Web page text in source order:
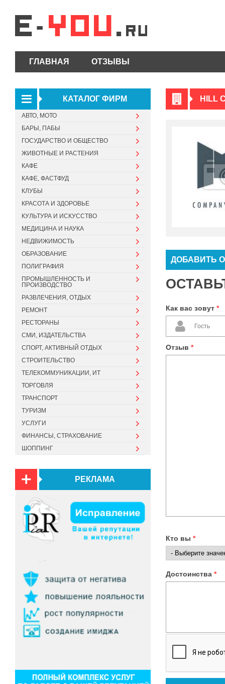
ГЛАВНАЯ ОТЗЫВЫ
HILL
ДОБАВИТЬ
Как вас зовут *
Отзыв *
Кто вы *
Достоинства *
КАТАЛОГ ФИРМ
АВТО, МОТО
БАРЫ, ПАБЫ
ГОСУДАРСТВО И ОБЩЕСТВО
ЖИВОТНЫЕ И РАСТЕНИЯ
КАФЕ
КАФЕ, ФАСТФУД
КЛУБЫ
КРАСОТА И ЗДОРОВЬЕ
КУЛЬТУРА И ИСКУССТВО
МЕДИЦИНА И НАУКА
НЕДВИЖИМОСТЬ
ОБРАЗОВАНИЕ
ПОЛИГРАФИЯ
ПРОМЫШЛЕННОСТЬ И
ПРОИЗВОДСТВО
РАЗВЛЕЧЕНИЯ, ОТДЫХ
РЕМОНТ
РЕСТОРАНЫ
СМИ, ИЗДАТЕЛЬСТВА
СПОРТ, АКТИВНЫЙ ОТДЫХ
СТРОИТЕЛЬСТВО
ТЕЛЕКОММУНИКАЦИИ, ИТ
ТОРГОВЛЯ
ТРАНСПОРТ
ТУРИЗМ
УСЛУГИ
ФИНАНСЫ, СТРАХОВАНИЕ
ШОППИНГ
РЕКЛАМА